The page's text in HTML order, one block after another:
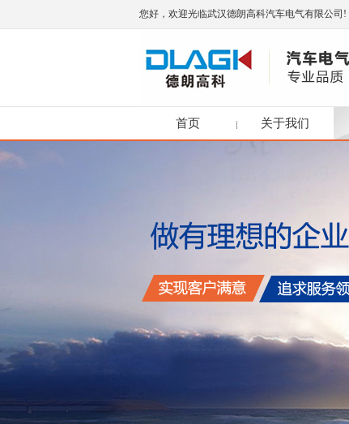
您好，欢迎光临武汉德朗高科汽车电气有限公司!
首页 关于我们